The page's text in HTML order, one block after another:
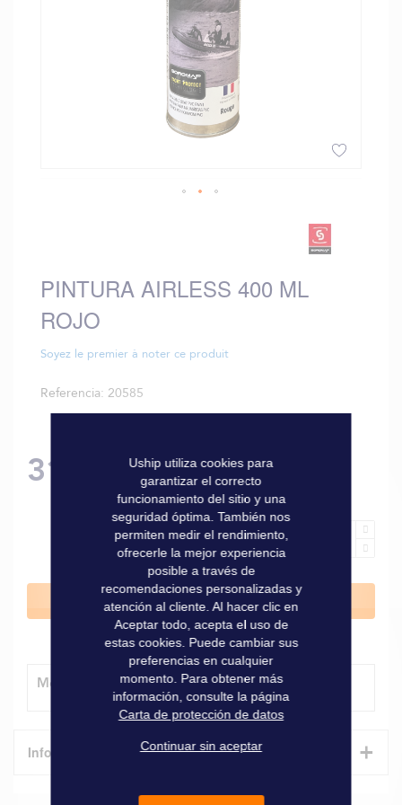
la
galería
de
PINTURA AIRLESS 400 ML
ROJO
Soyez le premier à noter ce produit
Referencia 20585
31,40 €
Añadir al carrito
Método de entrega
Informaciones técnicas +
Uship utiliza cookies para
garantizar el correcto
funcionamiento del sitio y una
seguridad óptima. También nos
permiten medir el rendimiento,
ofrecerle la mejor experiencia
posible a través de
recomendaciones personalizadas y
atención al cliente. Al hacer clic en
Aceptar todo, acepta el uso de
estas cookies. Puede cambiar sus
preferencias en cualquier
momento. Para obtener más
información, consulte la página
Carta de protección de datos
Continuar sin aceptar